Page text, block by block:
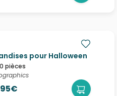
pour Halloween
pièces